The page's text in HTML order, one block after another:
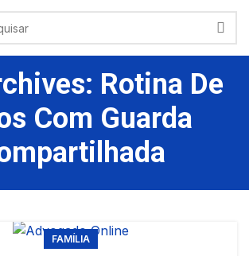
Rotina De
Com Guarda
FAMÍLIA